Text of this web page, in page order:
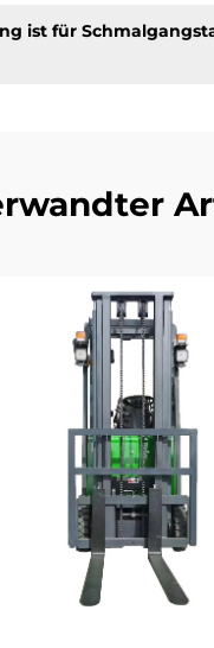
ist für